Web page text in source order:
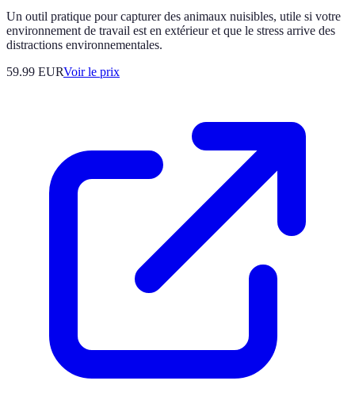
Un outil pratique pour capturer des animaux nuisibles, utile si votre
environnement de travail est en extérieur et que le stress arrive des
distractions environnementales.
59.99 EURVoir le prix